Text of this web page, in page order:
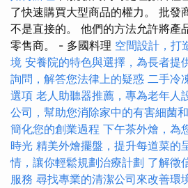
了快速購買大型商品的權力。 批發
不是直接的。 他們的方法允許將產
零售商。 - 多國料理 空間設計，打
境 安養院的特色與選擇，為長者提
詢問，解答您法律上的疑惑 二手冷
選項 老人助聽器推薦，專為老年人
公司，幫助您消除家中的有害細菌
簡化您的創業過程 下午茶外燴，為
時光 精美外燴擺盤，提升每道菜的
情，讓你輕鬆規劃治療計劃 了解徵
服務 尋找專業的清潔公司來改善環